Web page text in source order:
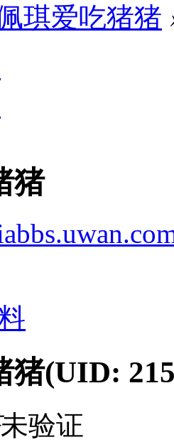
琪爱吃猪猪
猪
猪(UID:
未验证